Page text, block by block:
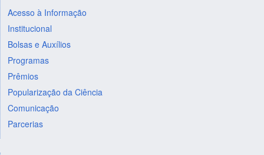
Acesso à Informação
Institucional
Bolsas e Auxílios
Programas
Prêmios
Popularização da Ciência
Comunicação
Parcerias